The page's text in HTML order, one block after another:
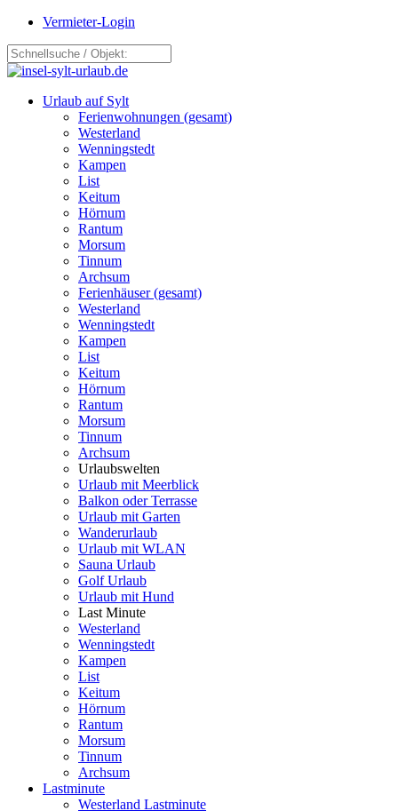
Vermieter-Login
Urlaub auf Sylt
Ferienwohnungen (gesamt)
Westerland
Wenningstedt
Kampen
List
Keitum
Hörnum
Rantum
Morsum
Tinnum
Archsum
Ferienhäuser (gesamt)
Westerland
Wenningstedt
Kampen
List
Keitum
Hörnum
Rantum
Morsum
Tinnum
Archsum
Urlaubswelten
Urlaub mit Meerblick
Balkon oder Terrasse
Urlaub mit Garten
Wanderurlaub
Urlaub mit WLAN
Sauna Urlaub
Golf Urlaub
Urlaub mit Hund
Last Minute
Westerland
Wenningstedt
Kampen
List
Keitum
Hörnum
Rantum
Morsum
Tinnum
Archsum
Lastminute
Westerland Lastminute